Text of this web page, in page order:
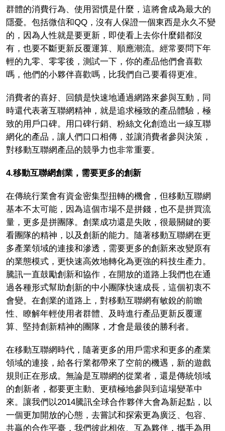
群體的消費行為、使用習慣是什麼，這將會成為最大的
隱憂。包括微信和QQ，沒有人保證一個東西是永久不變
的，因為人性就是要更新，即使看上去你什麼錯都沒
有，也要不斷更新反覆運算、順應潮流。經常要問下年
輕的九零、零零後，測試一下，你的產品他們會喜歡
嗎，他們的小夥伴喜歡嗎，比我們自己要看得更准。
消費者的喜好、回饋是快速地通過網路來參與互動，同
時還代表著互聯網精神，就是追求極致的產品體驗，極
致的用戶口碑。用口碑行銷、粉絲文化創造出一線互聯
網化的產品，讓人們口口相傳，並讓消費者參與決策，
對移動互聯網產品的競爭力也非常重要。
4.移動互聯網創業，需要更多的創新
在傳統行業會有資金密集型扭轉的機會，但移動互聯網
基本不太可能，因為這個市場不是拼錢，也不是拼買流
量，更多是拼團隊。創業成功還是失敗，很最關鍵的要
看團隊的精神，以及創新的能力。隨著移動互聯網在更
多產業領域的連接和滲透，需要更多的創新來改變原有
的業態模式，更快速高效地轉化為更強的科技生產力。
騰訊一直鼓勵創新和協作，在開放的道路上我們也在通
過各種形式幫助創新的中小團隊快速成長，這個初衷不
會變。在創業的道路上，對移動互聯網有敏銳的前瞻
性、瞭解年輕使用者群體、及時進行產品更新反覆運
算、堅持創新精神的團隊，才會是最後的勝利者。
在移動互聯網時代，隨著更多的用戶需求和更多的產業
領域的連接，給各行業都帶來了空前的機遇，新的遊戲
規則正在形成。無論是互聯網的從業者，還是傳統領域
的創新者，都要更主動、更積極地參與到這場變革中
來。讓我們以2014騰訊全球合作夥伴大會為新起點，以
一個更加開放的心態，去嘗試和探索更為廣泛、包容、
共贏的合作平臺，我們彼此相依、互為夥伴，攜手為用